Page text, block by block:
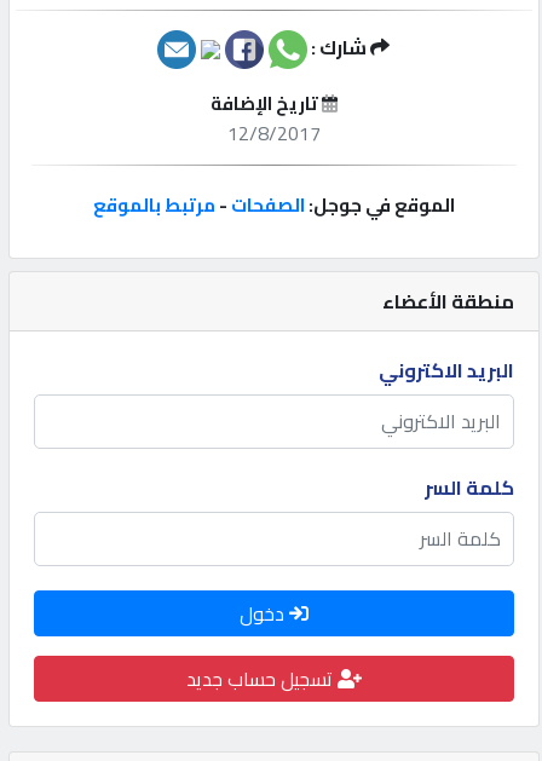
إتصل
إعلانات
المنتدى
كيو
مزاد
كيو
نمبر
كارز
منطقة الأعضاء
البريد الاكتروني
كلمة السر
دخول
تسجيل حساب جديد
شارك :
تاريخ الإضافة
12/8/2017
الموقع في جوجل:الصفحات-مرتبط بالموقع